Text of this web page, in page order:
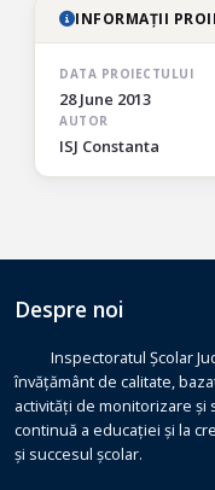
INFORMAȚII
DATA PROIECTULUI
28 June 2013
AUTOR
ISJ Constanta
Despre noi
Inspectoratul Școlar
învățământ de calitate,
activități de monitorizare
continuă a educației și la
și succesul școlar.